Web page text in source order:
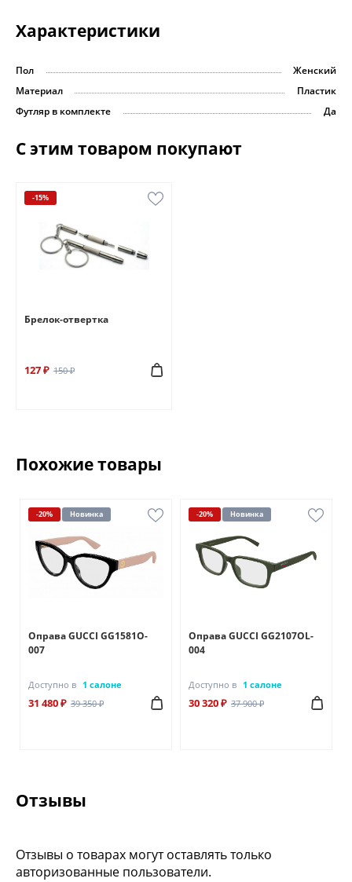
Характеристики
Пол
Женский
Материал
Пластик
Футляр в комплекте
Да
С этим товаром покупают
-15%
Брелок-отвертка
127 ₽ 150 ₽
Похожие товары
-20% Новинка
Оправа GUCCI GG1581O-
007
Доступно в 1 салоне
31 480 ₽ 39 350 ₽
-20% Новинка
Оправа GUCCI GG2107OL-
004
Доступно в 1 салоне
30 320 ₽ 37 900 ₽
Отзывы
Отзывы о товарах могут оставлять только
авторизованные пользователи.